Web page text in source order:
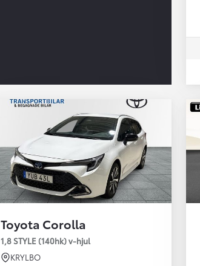
Toyota Corolla
1,8 STYLE (140hk) v-hjul
KRYLBO